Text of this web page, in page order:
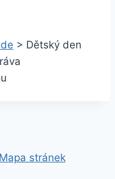
> Dětský den
Mapa stránek